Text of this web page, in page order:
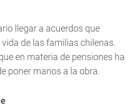
llegar a acuerdos que
de las familias chilenas.
en materia de pensiones ha
poner manos a la obra.